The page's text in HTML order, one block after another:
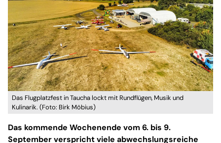
Das Flugplatzfest in Taucha lockt mit Rundflügen, Musik und
Kulinarik. (Foto: Birk Möbius)
Das kommende Wochenende vom 6. bis 9.
September verspricht viele abwechslungsreiche